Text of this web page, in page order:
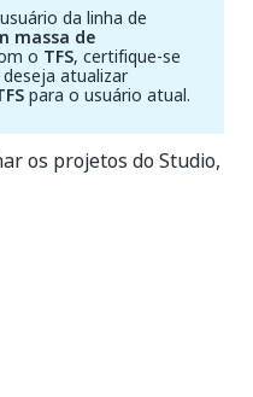
da linha de
massa de
o TFS, certifique-se
atualizar
para o usuário atual.
os projetos do Studio,